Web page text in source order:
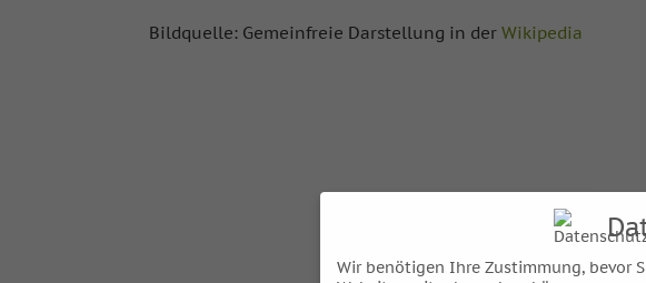
Bildquelle: Gemeinfreie Darstellung in derWikipedia
Wir benötigen Ihre Zustimmung, bevor